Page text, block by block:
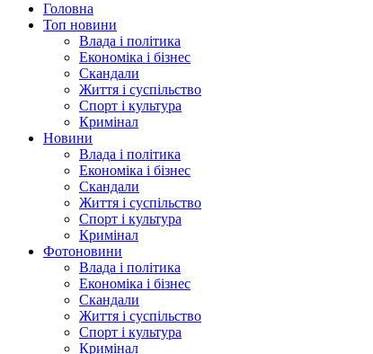
Головна
Топ новини
Влада і політика
Економіка і бізнес
Скандали
Життя і суспільство
Спорт і культура
Кримінал
Новини
Влада і політика
Економіка і бізнес
Скандали
Життя і суспільство
Спорт і культура
Кримінал
Фотоновини
Влада і політика
Економіка і бізнес
Скандали
Життя і суспільство
Спорт і культура
Кримінал